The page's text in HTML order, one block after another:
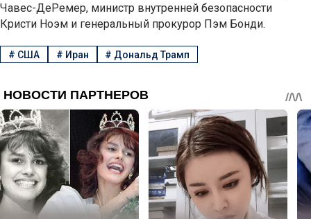
Чавес-ДеРемер, министр внутренней безопасности
Кристи Ноэм и генеральный прокурор Пэм Бонди.
# США # Иран # Дональд Трамп